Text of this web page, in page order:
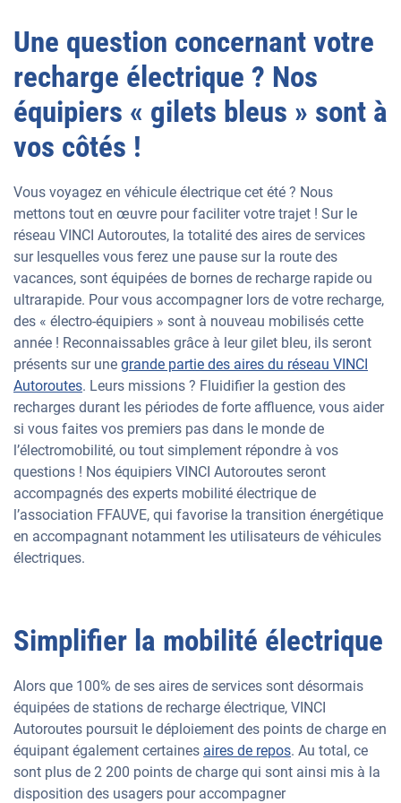
Une question concernant votre
recharge électrique ? Nos
équipiers « gilets bleus » sont à
vos côtés !
Vous voyagez en véhicule électrique cet été ? Nous
mettons tout en œuvre pour faciliter votre trajet ! Sur le
réseau VINCI Autoroutes, la totalité des aires de services
sur lesquelles vous ferez une pause sur la route des
vacances, sont équipées de bornes de recharge rapide ou
ultrarapide. Pour vous accompagner lors de votre recharge,
des « électro-équipiers » sont à nouveau mobilisés cette
année ! Reconnaissables grâce à leur gilet bleu, ils seront
présents sur une grande partie des aires du réseau VINCI
Autoroutes. Leurs missions ? Fluidifier la gestion des
recharges durant les périodes de forte affluence, vous aider
si vous faites vos premiers pas dans le monde de
l’électromobilité, ou tout simplement répondre à vos
questions ! Nos équipiers VINCI Autoroutes seront
accompagnés des experts mobilité électrique de
l’association FFAUVE, qui favorise la transition énergétique
en accompagnant notamment les utilisateurs de véhicules
électriques.
Simplifier la mobilité électrique
Alors que 100% de ses aires de services sont désormais
équipées de stations de recharge électrique, VINCI
Autoroutes poursuit le déploiement des points de charge en
équipant également certaines aires de repos. Au total, ce
sont plus de 2 200 points de charge qui sont ainsi mis à la
disposition des usagers pour accompagner